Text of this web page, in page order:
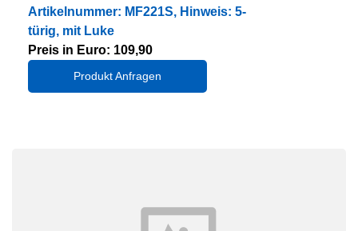
Artikelnummer: MF221S, Hinweis: 5-
türig, mit Luke
Preis in Euro: 109,90
Produkt Anfragen